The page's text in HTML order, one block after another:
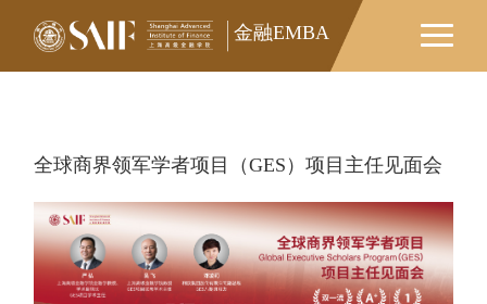
金融EMBA
金融EMBA
全球商界领军学者项目（GES）项目主任见面会